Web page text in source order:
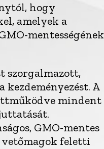
hogy
amelyek a
mentességének
szorgalmazott,
kezdeményezést. A
mindent
GMO-mentes
vetőmagok feletti